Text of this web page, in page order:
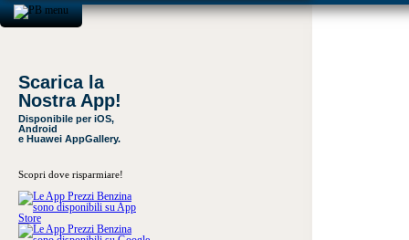
Scarica la
Nostra App!
Disponibile per iOS,
Android
e Huawei AppGallery.
Scopri dove risparmiare!